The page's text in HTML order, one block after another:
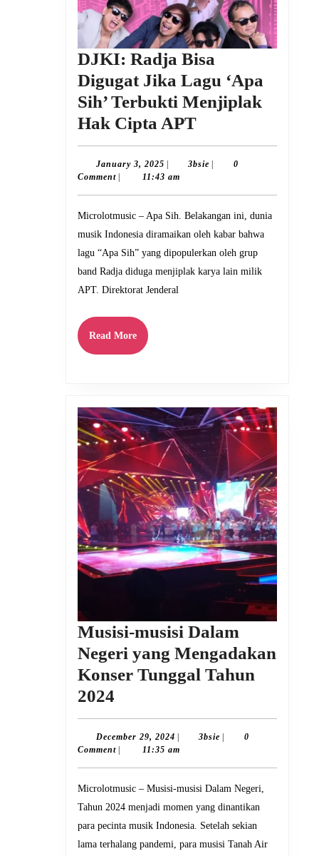
DJKI: Radja Bisa
Digugat Jika Lagu ‘Apa
Sih’ Terbukti Menjiplak
Hak Cipta APTDJKI:
Radja
Bisa
Jika
Lagu
‘Apa
Sih’
January 3, 2025 January
3,
3bsie 3bsie0
Comment
11:43 am
Microlotmusic – Apa Sih. Belakangan ini, dunia
musik Indonesia diramaikan oleh kabar bahwa
lagu “Apa Sih” yang dipopulerkan oleh grup
band Radja diduga menjiplak karya lain milik
APT. Direktorat Jenderal
Read MoreRead
More
Musisi-musisi Dalam
Negeri yang Mengadakan
Konser Tunggal Tahun
2024
musisi
Dalam
Negeri
yang
Mengadakan
Konser
Tunggal
December 29, 2024 December
29,
3bsie 3bsie0
Comment
11:35 am
Microlotmusic – Musisi-musisi Dalam Negeri,
Tahun 2024 menjadi momen yang dinantikan
para pecinta musik Indonesia. Setelah sekian
lama terhalang pandemi, para musisi Tanah Air